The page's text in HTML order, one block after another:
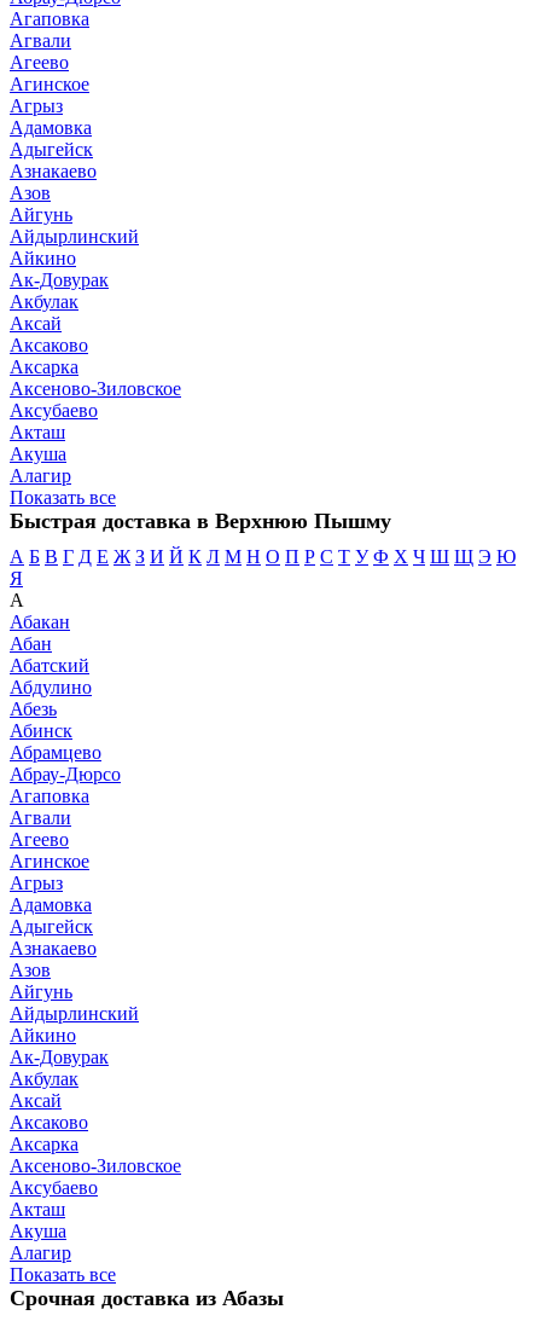
Агаповка
Агвали
Агеево
Агинское
Агрыз
Адамовка
Адыгейск
Азнакаево
Азов
Айгунь
Айдырлинский
Айкино
Ак-Довурак
Акбулак
Аксай
Аксаково
Аксарка
Аксеново-Зиловское
Аксубаево
Акташ
Акуша
Алагир
Показать все
Быстрая доставка в Верхнюю Пышму
А Б В Г Д Е Ж З И Й К Л М Н О П Р С Т У Ф Х Ч Ш Щ Э Ю
Я
А
Абакан
Абан
Абатский
Абдулино
Абезь
Абинск
Абрамцево
Абрау-Дюрсо
Агаповка
Агвали
Агеево
Агинское
Агрыз
Адамовка
Адыгейск
Азнакаево
Азов
Айгунь
Айдырлинский
Айкино
Ак-Довурак
Акбулак
Аксай
Аксаково
Аксарка
Аксеново-Зиловское
Аксубаево
Акташ
Акуша
Алагир
Показать все
Срочная доставка из Абазы